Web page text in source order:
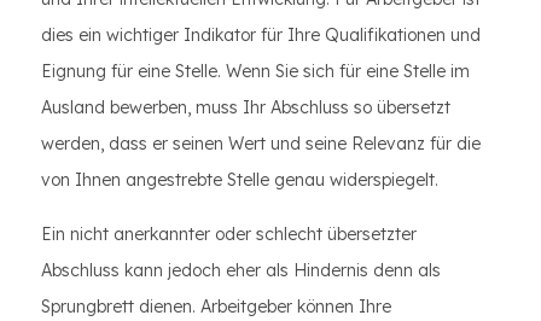
dies ein wichtiger Indikator für Ihre Qualifikationen und
Eignung für eine Stelle. Wenn Sie sich für eine Stelle im
Ausland bewerben, muss Ihr Abschluss so übersetzt
werden, dass er seinen Wert und seine Relevanz für die
von Ihnen angestrebte Stelle genau widerspiegelt.
Ein nicht anerkannter oder schlecht übersetzter
Abschluss kann jedoch eher als Hindernis denn als
Sprungbrett dienen. Arbeitgeber können Ihre